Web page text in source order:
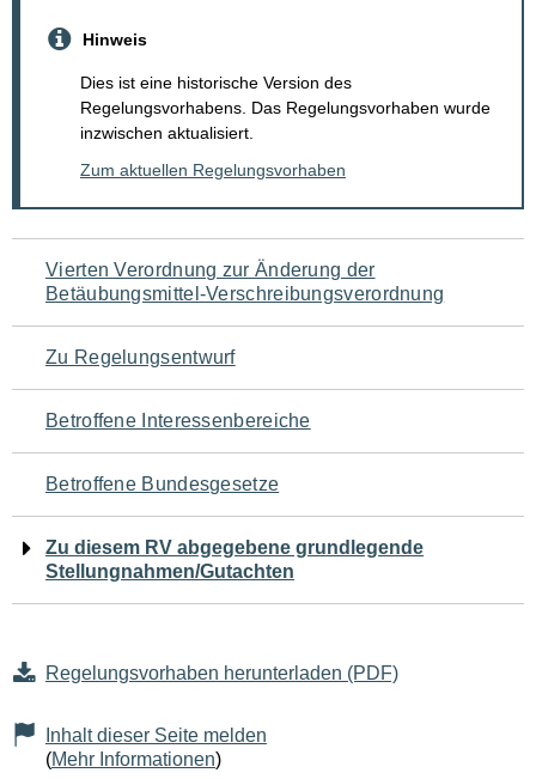
Hinweis
Dies ist eine historische Version des
Regelungsvorhabens. Das Regelungsvorhaben wurde
inzwischen aktualisiert.
Zum aktuellen Regelungsvorhaben
Navigation
für
den
Seiteninhalt
Vierten Verordnung zur Änderung der
Betäubungsmittel-Verschreibungsverordnung
Zu Regelungsentwurf
Betroffene Interessenbereiche
Betroffene Bundesgesetze
Zu diesem RV abgegebene grundlegende
Stellungnahmen/Gutachten
Regelungsvorhaben herunterladen (PDF)
Inhalt dieser Seite melden
(Mehr Informationen)